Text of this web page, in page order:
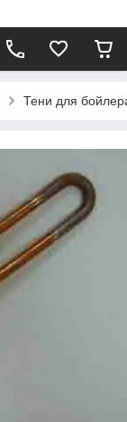
Тени для